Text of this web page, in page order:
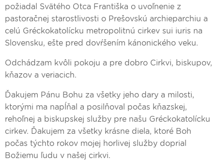
požiadal Svätého Otca Františka o uvoľnenie z
pastoračnej starostlivosti o Prešovskú archieparchiu a
celú Gréckokatolícku metropolitnú cirkev sui iuris na
Slovensku, ešte pred dovŕšením kánonického veku.
Odchádzam kvôli pokoju a pre dobro Cirkvi, biskupov,
kňazov a veriacich.
Ďakujem Pánu Bohu za všetky jeho dary a milosti,
ktorými ma napĺňal a posilňoval počas kňazskej,
rehoľnej a biskupskej služby pre našu Gréckokatolícku
cirkev. Ďakujem za všetky krásne diela, ktoré Boh
počas týchto rokov mojej horlivej služby doprial
Božiemu ľudu v našej cirkvi.